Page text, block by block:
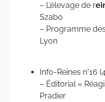
– L’élevage de r
Szabo
– Programme des
Lyon
Info-Reines n°16
– Éditorial «
Pradier